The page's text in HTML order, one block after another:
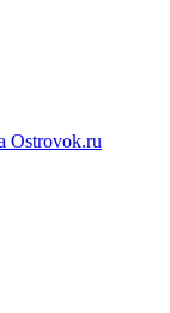
Ostrovok.ru